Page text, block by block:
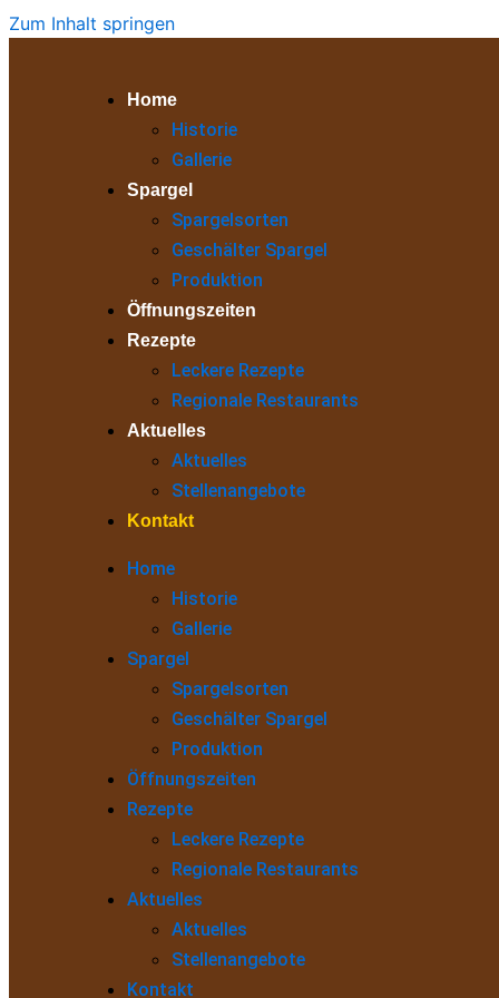
Zum Inhalt springen
Home
Historie
Gallerie
Spargel
Spargelsorten
Geschälter Spargel
Produktion
Öffnungszeiten
Rezepte
Leckere Rezepte
Regionale Restaurants
Aktuelles
Aktuelles
Stellenangebote
Kontakt
Home
Historie
Gallerie
Spargel
Spargelsorten
Geschälter Spargel
Produktion
Öffnungszeiten
Rezepte
Leckere Rezepte
Regionale Restaurants
Aktuelles
Aktuelles
Stellenangebote
Kontakt